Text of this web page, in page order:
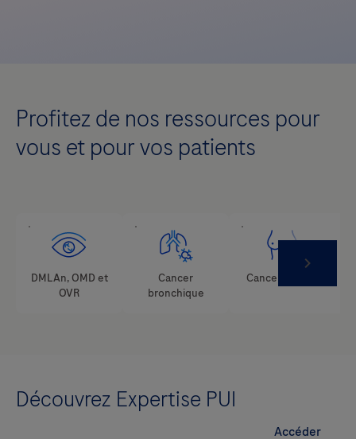
Profitez de nos ressources pour
vous et pour vos patients